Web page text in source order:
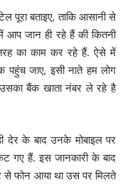
पूरा बताइए, ताकि आसानी से
आप जान ही रहे हैं की कितनी
का काम कर रहे हैं. ऐसे में
पहुंच जाए, इसी नाते हम लोग
उसका बैंक खाता नंबर ले रहे है
देर के बाद उनके मोबाइल पर
हैं. इस जानकारी के बाद
से फोन आया था उस पर मिलते